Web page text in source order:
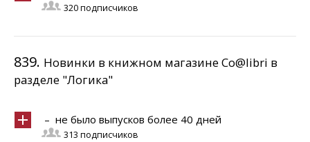
320 подписчиков
839. Новинки в книжном магазине Co@libri в
разделе "Логика"
– не было выпусков более 40 дней
313 подписчиков